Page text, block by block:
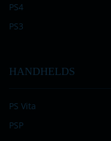
PS4
PS3
HANDHELDS
PS Vita
PSP